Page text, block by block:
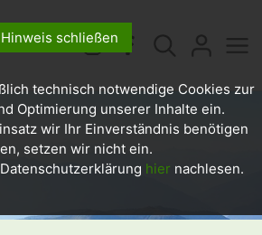
Hinweis schließen
technisch notwendige Cookies zur
Optimierung unserer Inhalte ein.
wir Ihr Einverständnis benötigen
setzen wir nicht ein.
hier nachlesen.